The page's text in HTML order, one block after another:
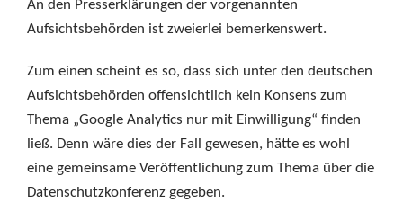
An den Presserklärungen der vorgenannten
Aufsichtsbehörden ist zweierlei bemerkenswert.
Zum einen scheint es so, dass sich unter den deutschen
Aufsichtsbehörden offensichtlich kein Konsens zum
Thema „Google Analytics nur mit Einwilligung“ finden
ließ. Denn wäre dies der Fall gewesen, hätte es wohl
eine gemeinsame Veröffentlichung zum Thema über die
Datenschutzkonferenz gegeben.